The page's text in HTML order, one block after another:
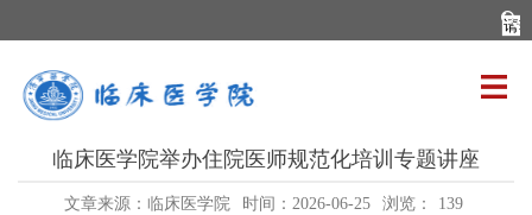
临床医学院举办住院医师规范化培训专题讲座
文章来源：临床医学院 时间：2026-06-25 浏览： 139